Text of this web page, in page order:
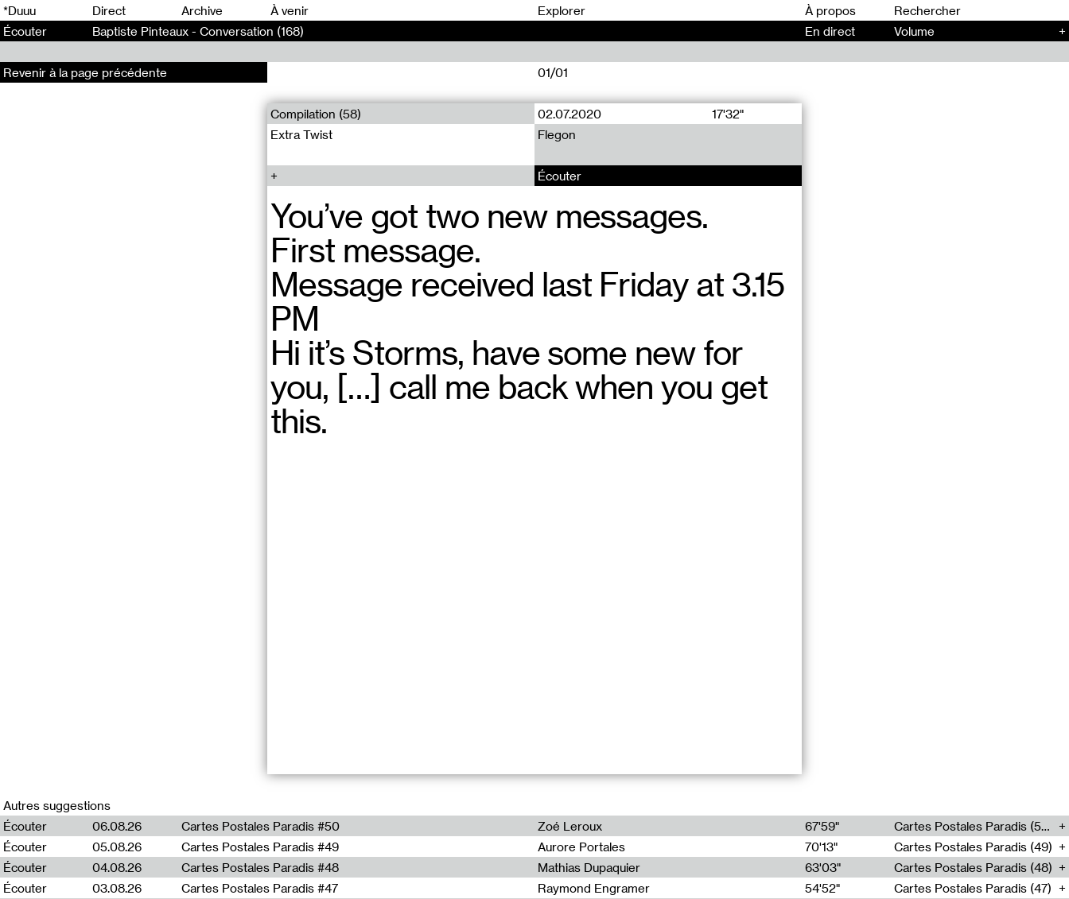
*Duuu Direct Archive À venir Explorer
À propos
Écouter
Baptiste Pinteaux - Conversation (168) En direct Volume +
01/01
Compilation (58) 02.07.2020
17'32"
Extra Twist
Flegon
Écouter
You’ve got two new messages.
First message.
Message received last Friday at 3.15
PM
Hi it’s Storms, have some new for
you, […] call me back when you get
this.
First EP as a three piece band, Flegon’s Extra Twist takes you throught differents episodes of a
Five fragments of an unsolved case that almost had the inspector lose his mind, after decades
tracking down a fugitive woman he never quite got his hands on.
Embark on a journey throught time and space, full of shadowings, chase and unexpected
encounters
Tracklist :
Revenir à la page précédente
Autres suggestions
Écouter
06.08.26 Cartes Postales Paradis #50 Zoé Leroux 67'59"
Cartes Postales Paradis (50)
Écouter
05.08.26 Cartes Postales Paradis #49 Aurore Portales 70'13"
Cartes Postales Paradis (49)
Écouter
04.08.26 Cartes Postales Paradis #48 Mathias Dupaquier 63'03"
Cartes Postales Paradis (48)
Écouter
03.08.26 Cartes Postales Paradis #47 Raymond Engramer 54'52"
Cartes Postales Paradis (47)
00 00
00 00